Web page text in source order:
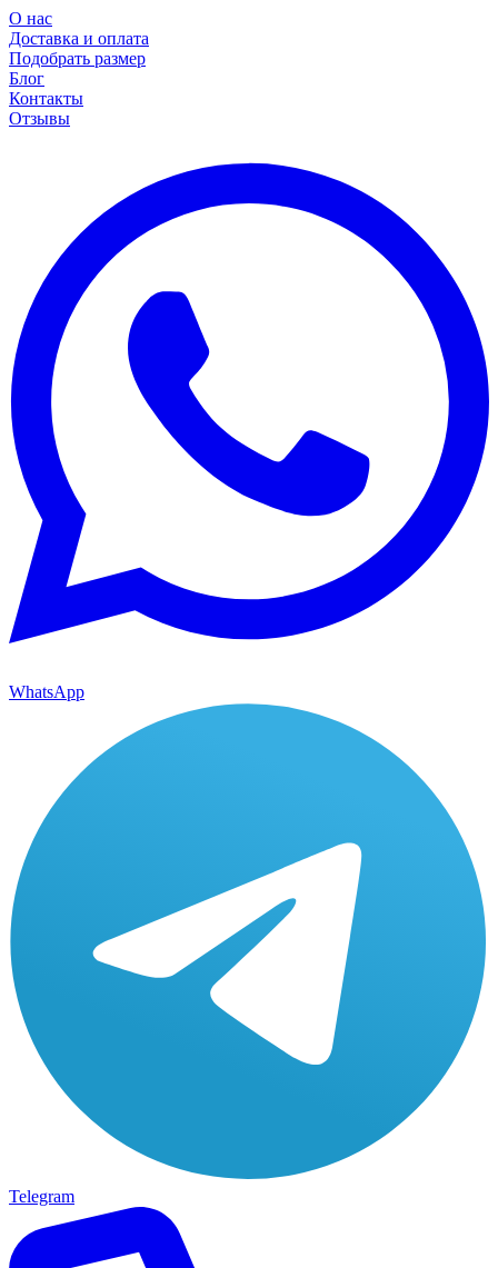
О нас
Доставка и оплата
Подобрать размер
Блог
Контакты
Отзывы
WhatsApp
Telegram